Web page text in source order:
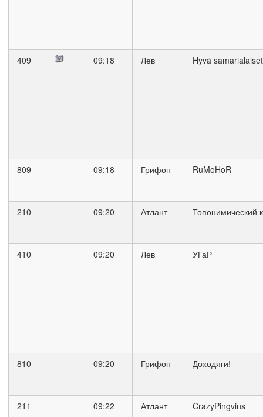
409 09:18 Лев Hyvä samarialaiset
809 09:18 Грифон RuMoHoR
210 09:20 Атлант Топонимический
410 09:20 Лев УГаР
810 09:20 Грифон Доходяги!
211 09:22 Атлант CrazyPingvins